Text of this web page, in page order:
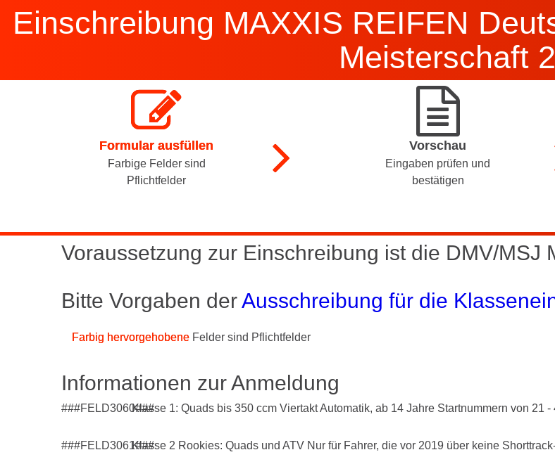
Einschreibung MAXXIS REIFEN
Meisterschaft
Formular ausfüllen
Farbige Felder sind
Pflichtfelder
Vorschau
Eingaben prüfen und
bestätigen
Voraussetzung zur Einschreibung ist die DMV/MSJ
Bitte Vorgaben derAusschreibung für die
Farbig hervorgehobene Felder sind Pflichtfelder
Informationen zur Anmeldung
###FELD3060###Klasse 1: Quads bis 350 ccm Viertakt Automatik, ab 14 Jahre Startnummern von 21 -
###FELD3061###Klasse 2 Rookies: Quads und ATV Nur für Fahrer, die vor 2019 über keine